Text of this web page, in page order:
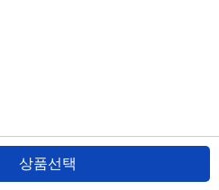
상품선택